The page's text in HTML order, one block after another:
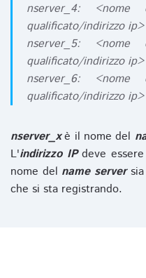
nserver_4: <nome
qualificato/indirizzo ip>
nserver_5: <nome
qualificato/indirizzo ip>
nserver_6: <nome
qualificato/indirizzo ip>
nserver_xè il nome del
L'indirizzo IPdeve
nome del name serversia
che si sta registrando.